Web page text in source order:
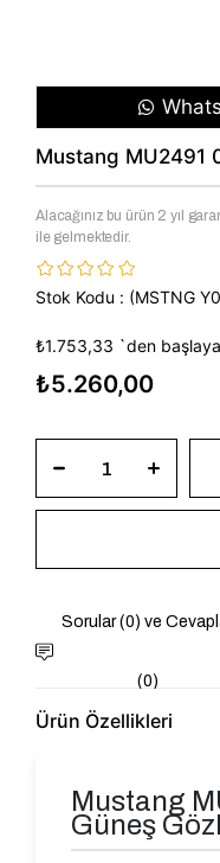
Mustang MU2491
Alacağınız bu ürün 2 yıl
ile gelmektedir.
Stok Kodu (MSTNG
₺1.753,33 `den
₺5.260,00
Sorular (0) ve
(0)
Ürün Özellikleri
Mustang
Güneş